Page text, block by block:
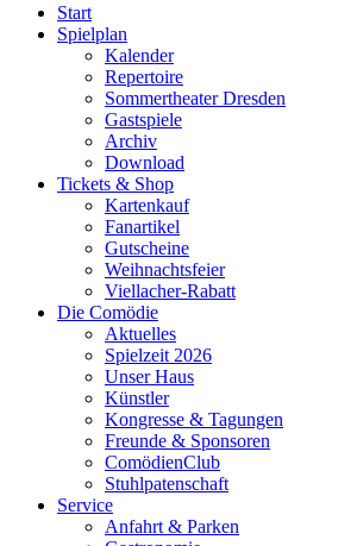
Start
Spielplan
Kalender
Repertoire
Sommertheater Dresden
Gastspiele
Archiv
Download
Tickets & Shop
Kartenkauf
Fanartikel
Gutscheine
Weihnachtsfeier
Viellacher-Rabatt
Die Comödie
Aktuelles
Spielzeit 2026
Unser Haus
Künstler
Kongresse & Tagungen
Freunde & Sponsoren
ComödienClub
Stuhlpatenschaft
Service
Anfahrt & Parken